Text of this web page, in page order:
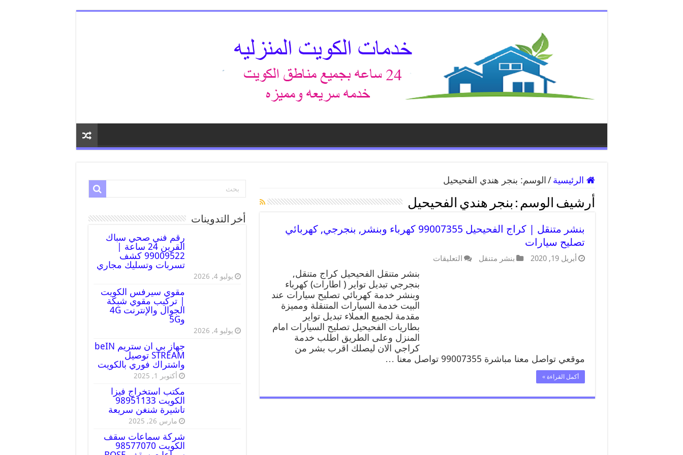
الرئيسية / الوسم: بنجر هندي الفحيحيل
أرشيف الوسم : بنجر هندي الفحيحيل
بنشر متنقل | كراج الفحيحيل 99007355 كهرباء وبنشر, بنجرجي, كهربائي
تصليح سيارات
أبريل 19, 2020 بنشر متنقل التعليقات
بنشر متنقل الفحيحيل كراج متنقل,
بنجرجي تبديل تواير ( اطارات) كهرباء
وبنشر خدمة كهربائي تصليح سيارات عند
البيت خدمة السيارات المتنقلة ومميزة
مقدمة لجميع العملاء تبديل تواير
بطاريات الفحيحيل تصليح السيارات امام
المنزل وعلى الطريق اطلب خدمة
كراجي الان ليصلك اقرب بشر من
موقعي تواصل معنا مباشرة 99007355 تواصل معنا …
أكمل القراءة »
أخر التدوينات
رقم فني صحي سباك
القرين 24 ساعة |
99009522 كشف
تسربات وتسليك مجاري
يوليو 4, 2026
مقوي سيرفس الكويت
| تركيب مقوي شبكة
الجوال والإنترنت 4G
و5G
يوليو 4, 2026
جهاز بي ان ستريم beIN
STREAM توصيل
واشتراك فوري بالكويت
أكتوبر 1, 2025
مكتب استخراج فيزا
الكويت 98951133
تاشيرة شنغن سريعة
مارس 26, 2025
شركة سماعات سقف
الكويت 98577070